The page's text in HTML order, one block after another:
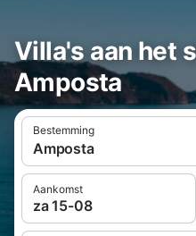
Villa's aan het
Amposta
Bestemming
Amposta
Aankomst
za 15-08